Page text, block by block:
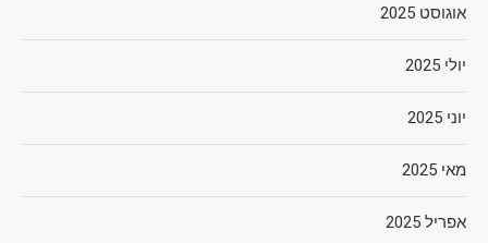
אוגוסט 2025
יולי 2025
יוני 2025
מאי 2025
אפריל 2025